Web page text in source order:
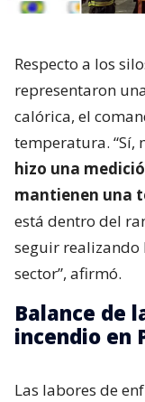
Respecto a los
representaron
calórica, el
temperatura. “Sí,
hizo una
mantienen una
está dentro del
seguir realizando
sector”, afirmó.
Balance de
incendio en
Las labores de